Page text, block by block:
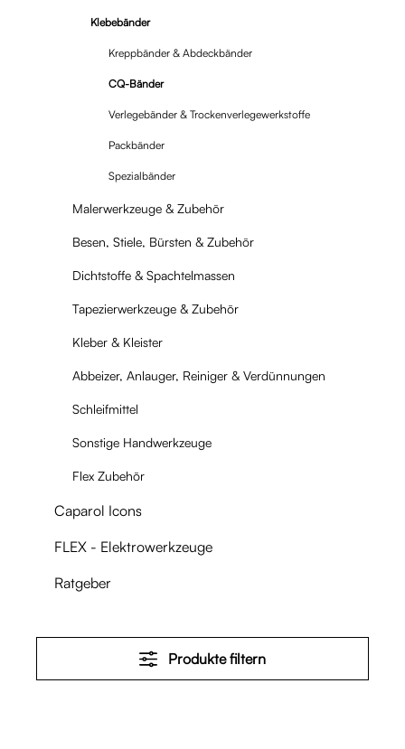
Klebebänder
Kreppbänder & Abdeckbänder
CQ-Bänder
Verlegebänder & Trockenverlegewerkstoffe
Packbänder
Spezialbänder
Malerwerkzeuge & Zubehör
Besen, Stiele, Bürsten & Zubehör
Dichtstoffe & Spachtelmassen
Tapezierwerkzeuge & Zubehör
Kleber & Kleister
Abbeizer, Anlauger, Reiniger & Verdünnungen
Schleifmittel
Sonstige Handwerkzeuge
Flex Zubehör
Caparol Icons
FLEX - Elektrowerkzeuge
Ratgeber
Produkte filtern